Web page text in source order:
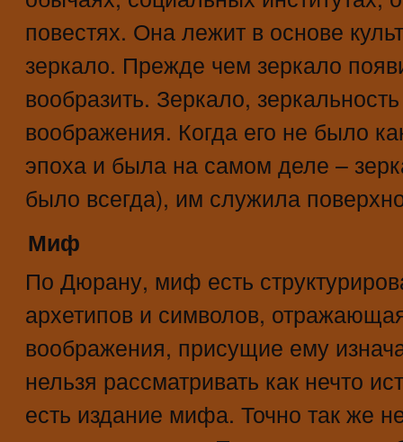
повестях. Она лежит в основе
зеркало. Прежде чем зеркало
вообразить. Зеркало,
воображения. Когда его не было
эпоха и была на самом деле –
было всегда), им служила
Миф
По Дюрану, миф есть
архетипов и символов,
воображения, присущие ему
нельзя рассматривать как нечто
есть издание мифа. Точно так же